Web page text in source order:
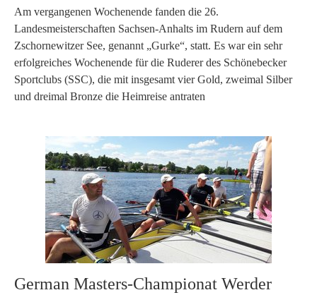
Am vergangenen Wochenende fanden die 26.
Landesmeisterschaften Sachsen-Anhalts im Rudern auf dem
Zschornewitzer See, genannt „Gurke“, statt. Es war ein sehr
erfolgreiches Wochenende für die Ruderer des Schönebecker
Sportclubs (SSC), die mit insgesamt vier Gold, zweimal Silber
und dreimal Bronze die Heimreise antraten
German Masters-Championat Werder